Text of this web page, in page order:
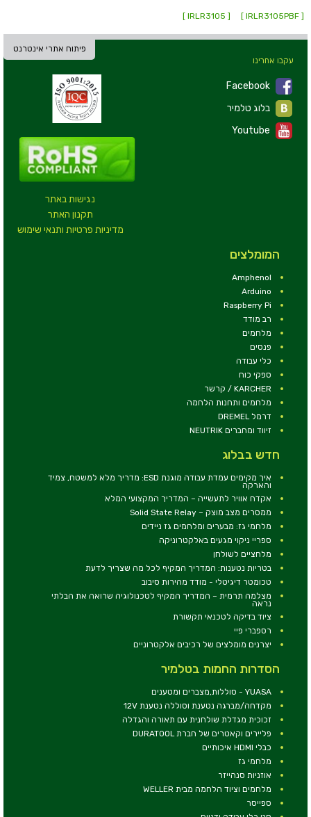
[ IRLR3105PBF ]
[ IRLR3105 ]
פיתוח אתרי אינטרנט
נגישות באתר
תקנון האתר
מדיניות פרטיות ותנאי שימוש
עקבו אחרינו
Facebook
Youtube
המומלצים
Amphenol
Arduino
Raspberry Pi
רב מודד
מלחמים
פנסים
כלי עבודה
ספקי כוח
KARCHER / קרשר
מלחמים ותחנות הלחמה
דרמל DREMEL
זיווד ומחברים NEUTRIK
חדש בבלוג
איך מקימים עמדת עבודה מוגנת ESD: מדריך מלא למשטח, צמיד
והארקה
אקדח אוויר לתעשייה – המדריך המקצועי המלא
ממסרים מצב מוצק – Solid State Relay
מלחמי גז: מבערים ומלחמים גז ניידים
ספריי ניקוי מגעים באלקטרוניקה
מלחציים לשולחן
בטריות נטענות: המדריך המקיף לכל מה שצריך לדעת
טכומטר דיגיטלי - מודד מהירות סיבוב
מצלמה תרמית – המדריך המקיף לטכנולוגיה שרואה את הבלתי
נראה
ציוד בדיקה לטכנאי תקשורת
רספברי פיי
יצרנים מומלצים של רכיבים אלקטרוניים
הסדרות החמות בטלמיר
YUASA - סוללות,מצברים ומטענים
מקדחה/מברגה נטענת וסוללה נטענת 12V
זכוכית מגדלת שולחנית עם תאורה והגדלה
פליירים וקאטרים של חברת DURATOOL
כבלי HDMI איכותיים
מלחמי גז
אוזניות סנהייזר
מלחמים וציוד הלחמה מבית WELLER
ספייסר